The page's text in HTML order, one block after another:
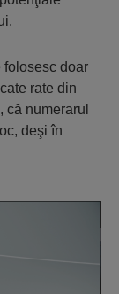
folosesc doar
rate din
că numerarul
deşi în